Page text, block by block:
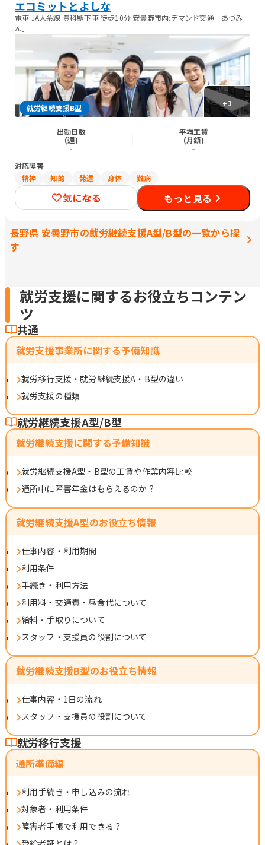
エコミットとよしな
電車:JA大糸線 豊科駅下車 徒歩10分 安曇野市内:デマンド交通「あづみ
ん」
+1
就労継続支援B型
出勤日数
(週)
-
平均工賃
(月額)
-
対応障害
精神
知的 発達 身体 難病
気になる もっと見る
長野県 安曇野市の就労継続支援A型/B型の一覧から探
す
就労支援に関するお役立ちコンテン
ツ
共通
就労支援事業所に関する予備知識
就労移行支援・就労継続支援A・B型の違い
就労支援の種類
就労継続支援A型/B型
就労継続支援に関する予備知識
就労継続支援A型・B型の工賃や作業内容比較
通所中に障害年金はもらえるのか？
就労継続支援A型のお役立ち情報
仕事内容・利用期間
利用条件
手続き・利用方法
利用料・交通費・昼食代について
給料・手取りについて
スタッフ・支援員の役割について
就労継続支援B型のお役立ち情報
仕事内容・1日の流れ
スタッフ・支援員の役割について
就労移行支援
通所準備編
利用手続き・申し込みの流れ
対象者・利用条件
障害者手帳で利用できる？